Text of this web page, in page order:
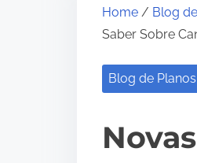
Home / Blog
Saber Sobre
Blog de